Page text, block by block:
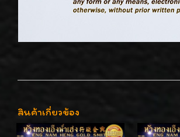
สินค้าเกี่ยวข้อง